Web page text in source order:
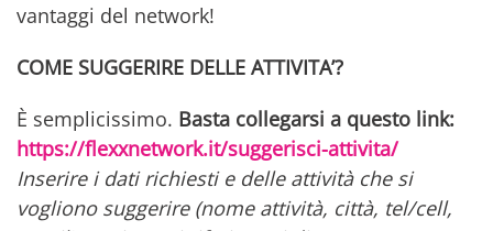
vantaggi del network!
COME SUGGERIRE DELLE ATTIVITA’?
È semplicissimo. Basta collegarsi a questo link:
https://flexxnetwork.it/suggerisci-attivita/
Inserire i dati richiesti e delle attività che si
vogliono suggerire (nome attività, città, tel/cell,